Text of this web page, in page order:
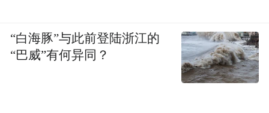
“白海豚”与此前登陆浙江的
“巴威”有何异同？